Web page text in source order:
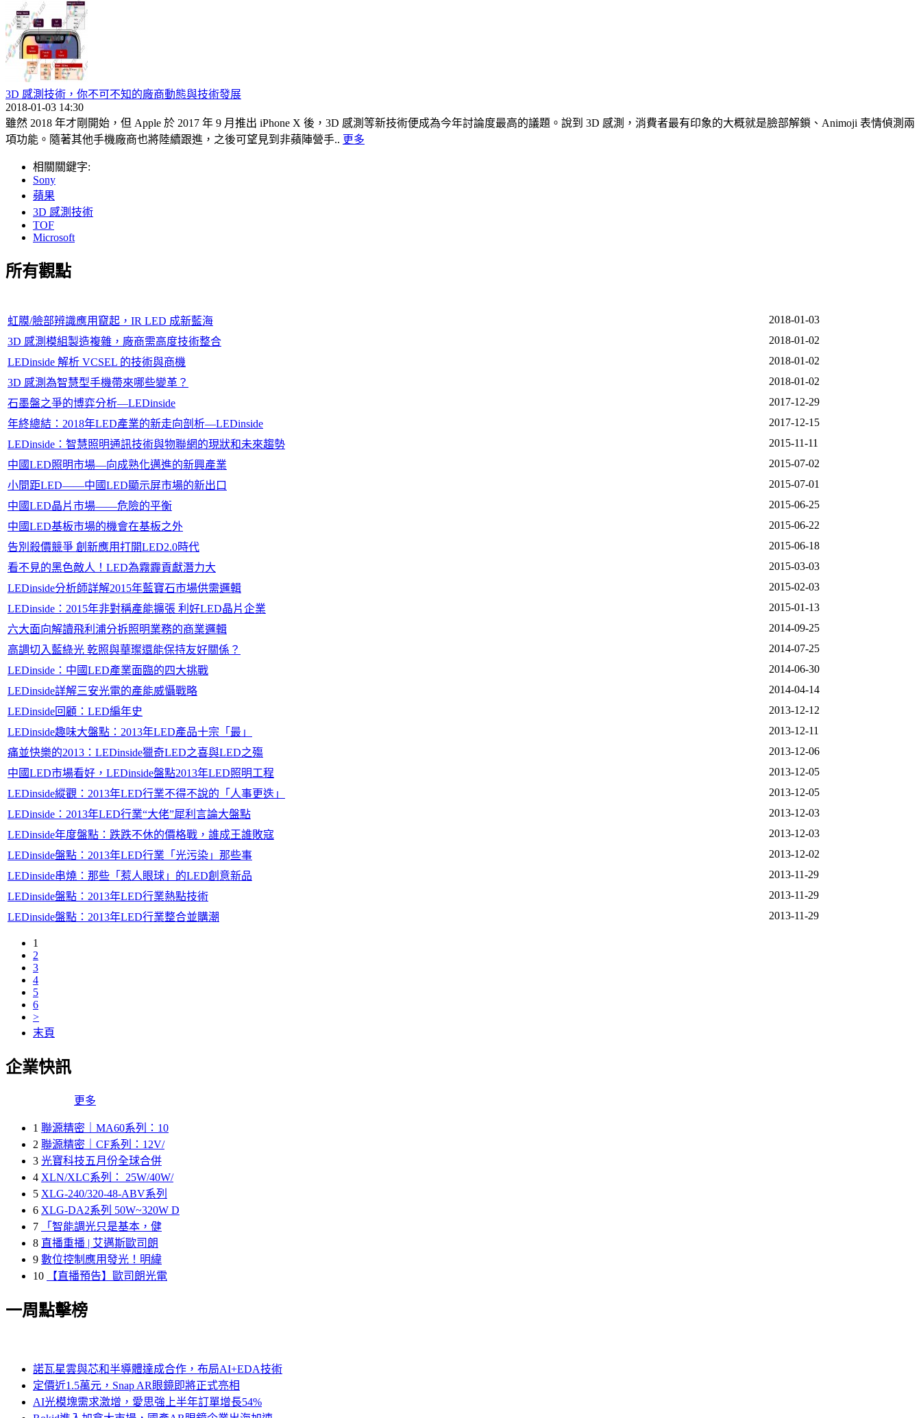
3D 感測技術，你不可不知的廠商動態與技術發展
2018-01-03 14:30
雖然 2018 年才剛開始，但 Apple 於 2017 年 9 月推出 iPhone X 後，3D 感測等新技術便成為今年討論度最高的議題。說到 3D 感測，消費者最有印象的大概就是臉部解鎖、Animoji 表情偵測兩
項功能。隨著其他手機廠商也將陸續跟進，之後可望見到非蘋陣營手.. 更多
相關關鍵字:
Sony
蘋果
3D 感測技術
TOF
Microsoft
所有觀點
虹膜/臉部辨識應用竄起，IR LED 成新藍海
2018-01-03
3D 感測模組製造複雜，廠商需高度技術整合
2018-01-02
LEDinside 解析 VCSEL 的技術與商機
2018-01-02
3D 感測為智慧型手機帶來哪些變革？
2018-01-02
石墨盤之爭的博弈分析—LEDinside
2017-12-29
年終總結：2018年LED產業的新走向剖析—LEDinside
2017-12-15
LEDinside：智慧照明通訊技術與物聯網的現狀和未來趨勢
2015-11-11
中國LED照明市場—向成熟化邁進的新興產業
2015-07-02
小間距LED——中國LED顯示屏市場的新出口
2015-07-01
中國LED晶片市場——危險的平衡
2015-06-25
中國LED基板市場的機會在基板之外
2015-06-22
告別殺價競爭 創新應用打開LED2.0時代
2015-06-18
看不見的黑色敵人！LED為霧霾貢獻潛力大
2015-03-03
LEDinside分析師詳解2015年藍寶石市場供需邏輯
2015-02-03
LEDinside：2015年非對稱產能擴張 利好LED晶片企業
2015-01-13
六大面向解讀飛利浦分拆照明業務的商業邏輯
2014-09-25
高調切入藍綠光 乾照與華璨還能保持友好關係？
2014-07-25
LEDinside：中國LED產業面臨的四大挑戰
2014-06-30
LEDinside詳解三安光電的產能威懾戰略
2014-04-14
LEDinside回顧：LED編年史
2013-12-12
LEDinside趣味大盤點：2013年LED產品十宗「最」
2013-12-11
痛並快樂的2013：LEDinside獵奇LED之喜與LED之殤
2013-12-06
中國LED市場看好，LEDinside盤點2013年LED照明工程
2013-12-05
LEDinside縱觀：2013年LED行業不得不說的「人事更迭」
2013-12-05
LEDinside：2013年LED行業“大佬”犀利言論大盤點
2013-12-03
LEDinside年度盤點：跌跌不休的價格戰，誰成王誰敗寇
2013-12-03
LEDinside盤點：2013年LED行業「光污染」那些事
2013-12-02
LEDinside串燒：那些「惹人眼球」的LED創意新品
2013-11-29
LEDinside盤點：2013年LED行業熱點技術
2013-11-29
LEDinside盤點：2013年LED行業整合並購潮
2013-11-29
1
2
3
4
5
6
>
末頁
企業快訊
更多
1 聯源精密｜MA60系列：10
2 聯源精密｜CF系列：12V/
3 光寶科技五月份全球合併
4 XLN/XLC系列： 25W/40W/
5 XLG-240/320-48-ABV系列
6 XLG-DA2系列 50W~320W D
7
「智能調光只是基本，健
8 直播重播 | 艾邁斯歐司朗
9 數位控制應用發光！明緯
10
【直播預告】歐司朗光電
一周點擊榜
諾瓦星雲與芯和半導體達成合作，布局AI+EDA技術
定價近1.5萬元，Snap AR眼鏡即將正式亮相
AI光模塊需求激增，愛思強上半年訂單增長54%